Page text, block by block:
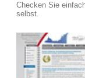
Checken Sie
selbst.